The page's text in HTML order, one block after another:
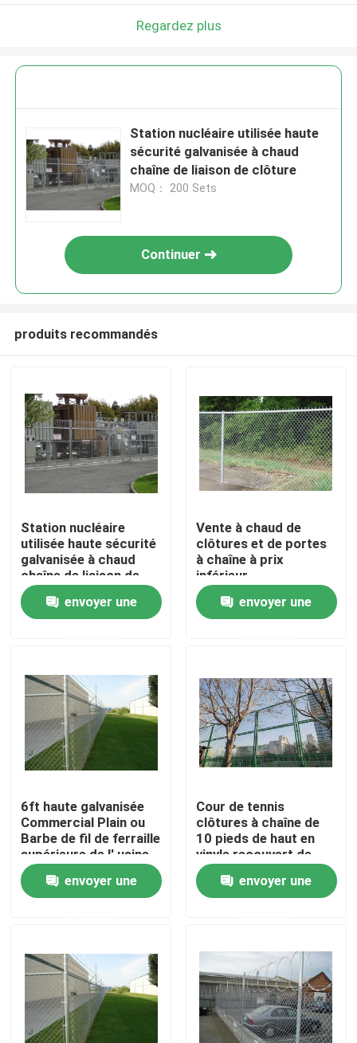
Maison
Vidéos
Exposition de VR
Visite d'usine
Contrôle de qualité
Nouvelles
clôture de maillage de soudure
Regardez plus
Station nucléaire utilisée haute
sécurité galvanisée à chaud
chaîne de liaison de clôture
MOQ： 200 Sets
Continuer
produits recommandés
Station nucléaire
utilisée haute sécurité
galvanisée à chaud
chaîne de liaison de
clôture
envoyer une
Vente à chaud de
clôtures et de portes
à chaîne à prix
inférieur
envoyer une
6ft haute galvanisée
Commercial Plain ou
Barbe de fil de ferraille
supérieure de l' usine
de fourniture
envoyer une
Cour de tennis
clôtures à chaîne de
10 pieds de haut en
vinyle recouvert de
noir ou de vert
envoyer une